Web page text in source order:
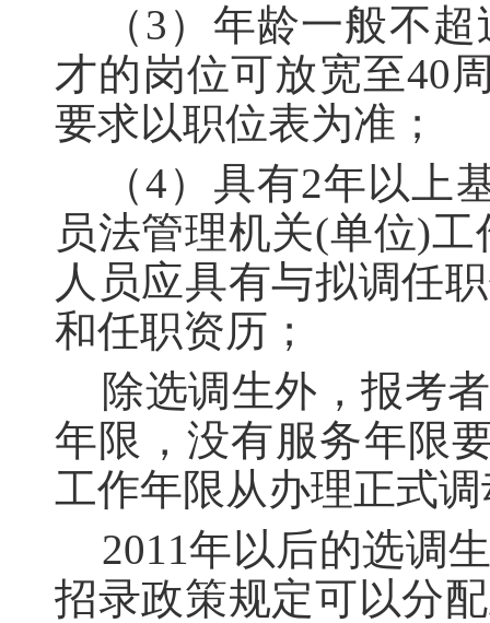
（3）年龄一般不
才的岗位可放宽至40
要求以职位表为准 ；
（4）具有2年以
员法管理机关(单位)
人员应具有与拟调任
和任职资历 ；
除选调生外，报考
年限，没有服务年限
工作年限从办理正式
2011年以后的选调
招录政策规定可以分